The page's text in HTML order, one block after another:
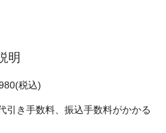
明
税込)
引き手数料、振込手数料がかかる